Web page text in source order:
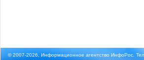
© 2007-2026, Информационное агентство ИнфоРос.